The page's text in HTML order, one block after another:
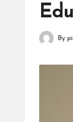
Posted
By